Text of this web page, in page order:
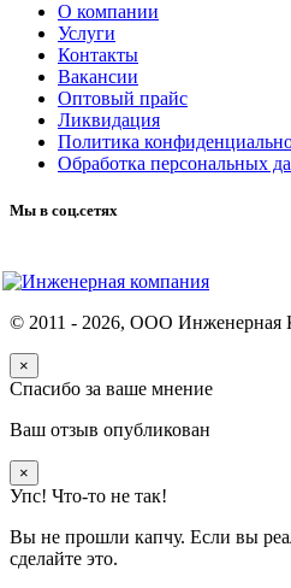
О компании
Услуги
Контакты
Вакансии
Оптовый прайс
Ликвидация
Политика
Обработка персональных
Мы в соц.сетях
© 2011 - 2026, ООО Инженерная
×
Спасибо за ваше мнение
Ваш отзыв опубликован
×
Упс! Что-то не так!
Вы не прошли капчу. Если вы
сделайте это.